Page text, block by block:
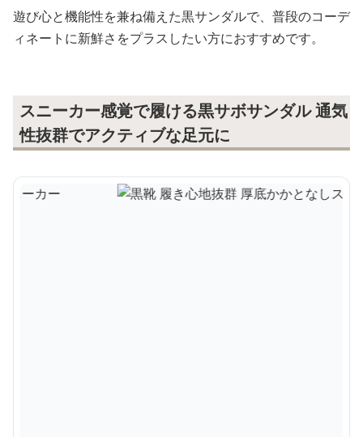
遊び心と機能性を兼ね備えた黒サンダルで、普段のコーデ
ィネートに新鮮さをプラスしたい方におすすめです。
スニーカー感覚で履ける黒サボサンダル 通気
性抜群でアクティブな足元に